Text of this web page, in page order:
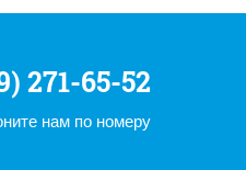
271-65-52
нам по номеру